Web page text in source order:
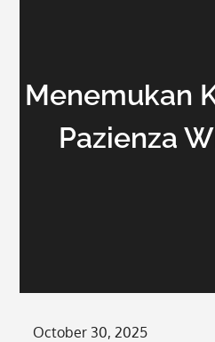
Menemukan
Pazienza
Posted
October 30, 2025